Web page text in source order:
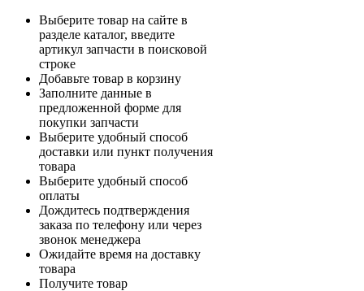
Выберите товар на сайте в
разделе каталог, введите
артикул запчасти в поисковой
строке
Добавьте товар в корзину
Заполните данные в
предложенной форме для
покупки запчасти
Выберите удобный способ
доставки или пункт получения
товара
Выберите удобный способ
оплаты
Дождитесь подтверждения
заказа по телефону или через
звонок менеджера
Ожидайте время на доставку
товара
Получите товар